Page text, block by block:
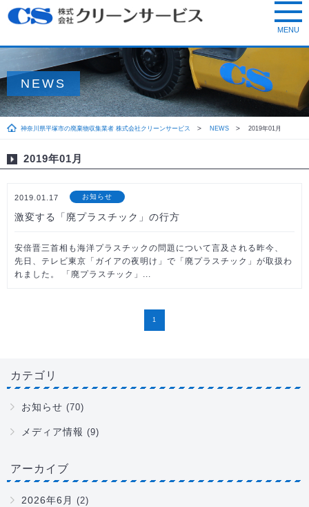
NEWS
神奈川県平塚市の廃棄物収集業者 株式会社クリーンサービス NEWS 2019年01月
2019年01月
2019.01.17 お知らせ
激変する「廃プラスチック」の行方
安倍晋三首相も海洋プラスチックの問題について言及される昨今、
先日、テレビ東京「ガイアの夜明け」で「廃プラスチック」が取扱わ
れました。 「廃プラスチック」...
1
カテゴリ
お知らせ (70)
メディア情報 (9)
アーカイブ
2026年6月 (2)